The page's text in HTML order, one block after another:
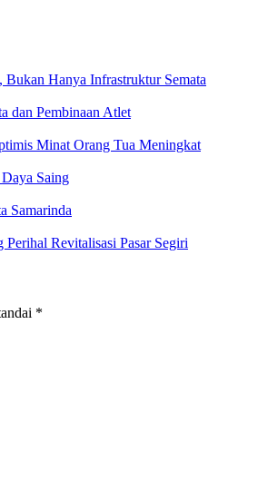
Bukan Hanya Infrastruktur Semata
dan Pembinaan Atlet
Minat Orang Tua Meningkat
Saing
Samarinda
Revitalisasi Pasar Segiri
*